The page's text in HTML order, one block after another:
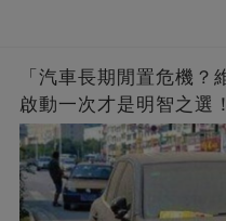
「汽車長期閒置危機
啟動一次才是明智之選